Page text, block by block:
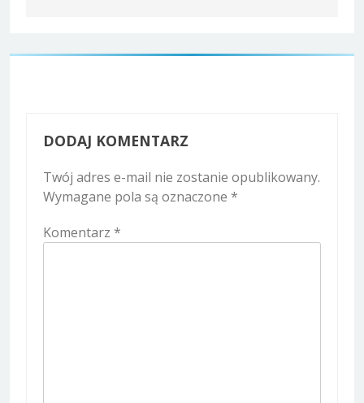
DODAJ KOMENTARZ
Twój adres e-mail nie zostanie opublikowany.
Wymagane pola są oznaczone *
Komentarz *